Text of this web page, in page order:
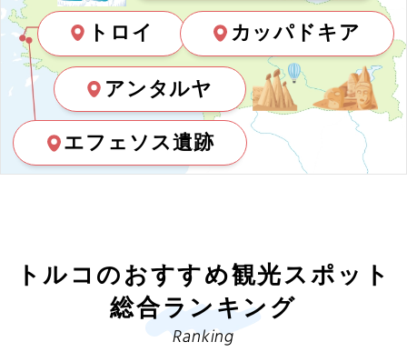
トロイ カッパドキア
アンタルヤ
エフェソス遺跡
トルコのおすすめ観光スポット
総合ランキング
Ranking